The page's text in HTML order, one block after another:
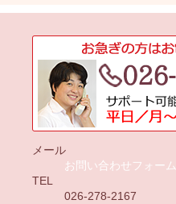
メール
お問い合わせフォーム
TEL
026-278-2167